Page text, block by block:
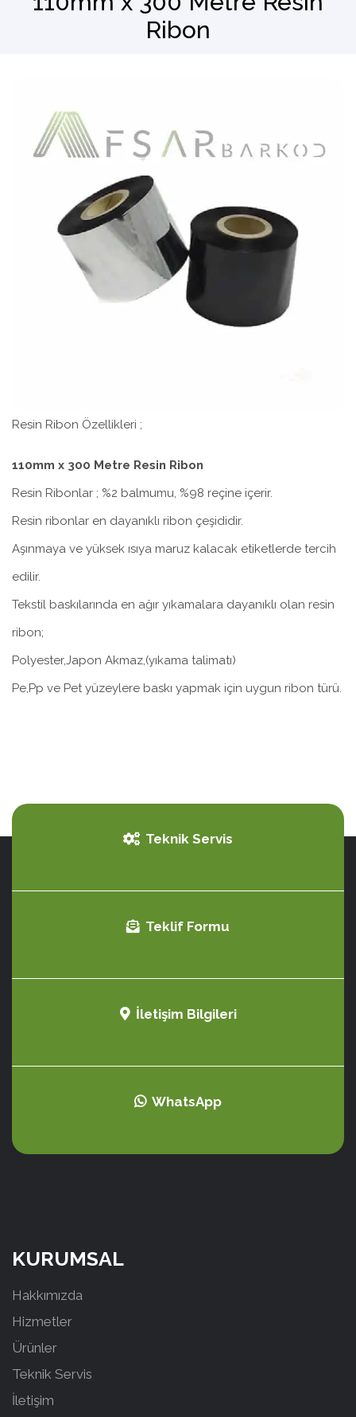
Ribon
Resin Ribon Özellikleri ;
110mm x 300 Metre Resin Ribon
Resin Ribonlar ; %2 balmumu, %98 reçine içerir.
Resin ribonlar en dayanıklı ribon çeşididir.
Aşınmaya ve yüksek ısıya maruz kalacak etiketlerde tercih
edilir.
Tekstil baskılarında en ağır yıkamalara dayanıklı olan resin
ribon;
Polyester,Japon Akmaz,(yıkama talimatı)
Pe,Pp ve Pet yüzeylere baskı yapmak için uygun ribon türü.
Teknik Servis
Teklif Formu
İletişim Bilgileri
WhatsApp
KURUMSAL
Hakkımızda
Hizmetler
Ürünler
Teknik Servis
İletişim